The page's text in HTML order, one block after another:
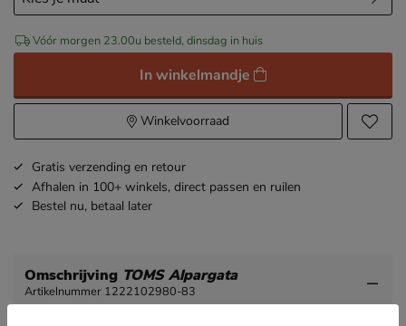
Vóór morgen 23.00u besteld, dinsdag in huis
In winkelmandje
Winkelvoorraad
Gratis verzending en retour
Afhalen in 100+ winkels, direct passen en ruilen
Bestel nu, betaal later
Omschrijving TOMS Alpargata
Artikelnummer 1222102980-83